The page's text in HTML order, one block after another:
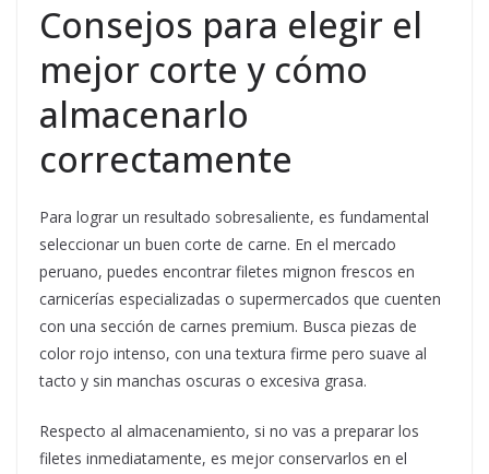
Consejos para elegir el
mejor corte y cómo
almacenarlo
correctamente
Para lograr un resultado sobresaliente, es fundamental
seleccionar un buen corte de carne. En el mercado
peruano, puedes encontrar filetes mignon frescos en
carnicerías especializadas o supermercados que cuenten
con una sección de carnes premium. Busca piezas de
color rojo intenso, con una textura firme pero suave al
tacto y sin manchas oscuras o excesiva grasa.
Respecto al almacenamiento, si no vas a preparar los
filetes inmediatamente, es mejor conservarlos en el